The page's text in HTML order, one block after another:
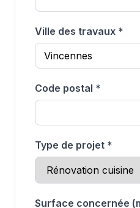
Ville des travaux *
Code postal *
Type de projet *
Surface concernée